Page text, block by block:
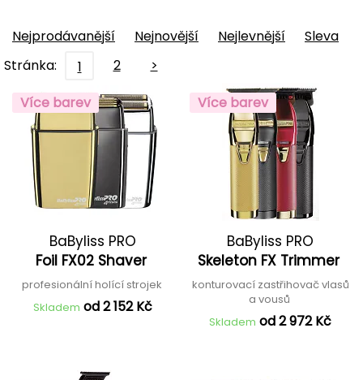
Nejprodávanější Nejnovější Nejlevnější
Sleva
Stránka:
1 2
>
Více barev
BaByliss PRO
Foil FX02 Shaver
profesionální holící strojek
Skladem od 2 152 Kč
Více barev
BaByliss PRO
Skeleton FX Trimmer
konturovací zastřihovač vlasů
a vousů
Skladem od 2 972 Kč